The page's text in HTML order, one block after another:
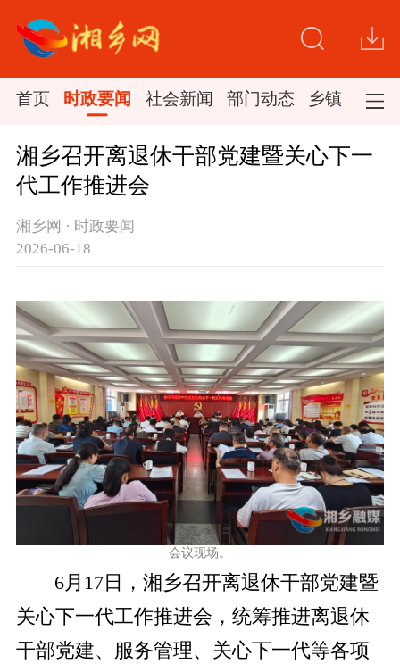
首页 时政要闻 社会新闻 部门动态 乡镇新闻
湘乡召开离退休干部党建暨关心下一
代工作推进会
湘乡网 · 时政要闻
2026-06-18
会议现场。
6月17日，湘乡召开离退休干部党建暨
关心下一代工作推进会，统筹推进离退休
干部党建、服务管理、关心下一代等各项